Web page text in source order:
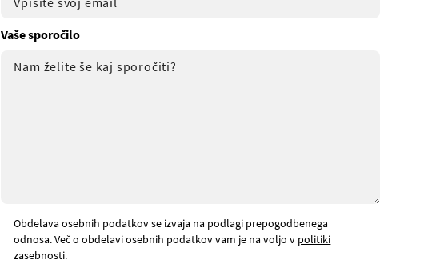
Vaše sporočilo
Obdelava osebnih podatkov se izvaja na podlagi prepogodbenega
odnosa. Več o obdelavi osebnih podatkov vam je na voljo v politiki
zasebnosti.